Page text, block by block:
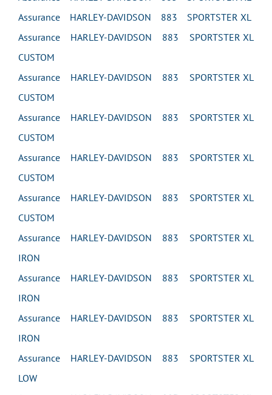
Assurance HARLEY-DAVIDSON 883 SPORTSTER XL
Assurance HARLEY-DAVIDSON 883 SPORTSTER XL
CUSTOM
Assurance HARLEY-DAVIDSON 883 SPORTSTER XL
CUSTOM
Assurance HARLEY-DAVIDSON 883 SPORTSTER XL
CUSTOM
Assurance HARLEY-DAVIDSON 883 SPORTSTER XL
CUSTOM
Assurance HARLEY-DAVIDSON 883 SPORTSTER XL
CUSTOM
Assurance HARLEY-DAVIDSON 883 SPORTSTER XL
IRON
Assurance HARLEY-DAVIDSON 883 SPORTSTER XL
IRON
Assurance HARLEY-DAVIDSON 883 SPORTSTER XL
IRON
Assurance HARLEY-DAVIDSON 883 SPORTSTER XL
LOW